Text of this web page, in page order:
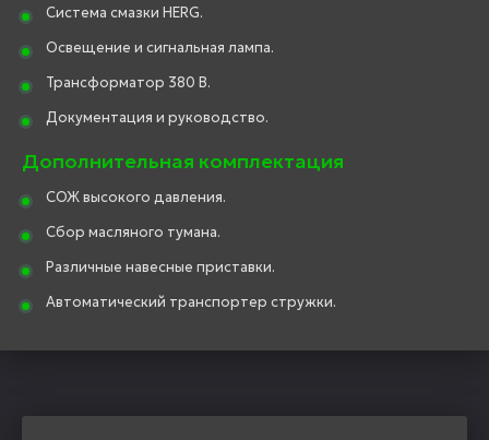
Система смазки HERG.
Освещение и сигнальная лампа.
Трансформатор 380 В.
Документация и руководство.
Дополнительная комплектация
СОЖ высокого давления.
Сбор масляного тумана.
Различные навесные приставки.
Автоматический транспортер стружки.